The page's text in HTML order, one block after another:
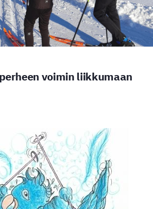
voimin liikkumaan